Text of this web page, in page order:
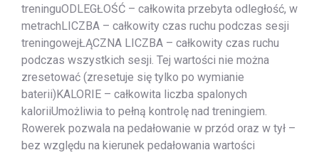
treninguODLEGŁOŚĆ – całkowita przebyta odległość, w
metrachLICZBA – całkowity czas ruchu podczas sesji
treningowejŁĄCZNA LICZBA – całkowity czas ruchu
podczas wszystkich sesji. Tej wartości nie można
zresetować (zresetuje się tylko po wymianie
baterii)KALORIE – całkowita liczba spalonych
kaloriiUmożliwia to pełną kontrolę nad treningiem.
Rowerek pozwala na pedałowanie w przód oraz w tył –
bez względu na kierunek pedałowania wartości